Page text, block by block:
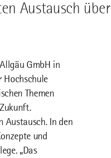
Austausch über
GmbH in
Hochschule
Themen
Austausch. In den
und
„Das